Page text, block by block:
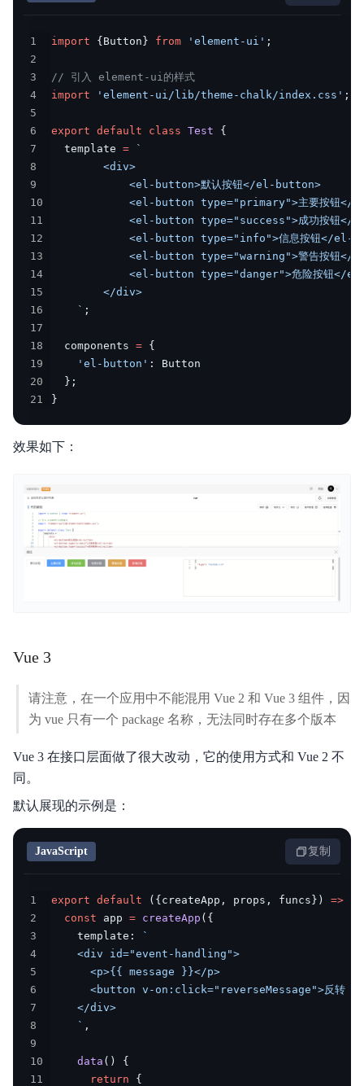
1 import { Button } from 'element-ui' ;
2
3
// 引入 element-ui的样式
4
import 'element-ui/lib/theme-chalk/index.css' ;
5
6
export default class Test
{
7
  template
=
`
8
9
10
11
12
13
14
15
16
` ;
17
18
  components
= {
19
'el-button' :
20
} ;
21
}
效果如下：
Vue 3
请注意，在一个应用中不能混用 Vue 2 和 Vue 3 组件，因
为 vue 只有一个 package 名称，无法同时存在多个版本
Vue 3 在接口层面做了很大改动，它的使用方式和 Vue 2 不
同。
默认展现的示例是：
JavaScript 复制
1 export default ( {createApp , props , funcs} ) =>
2
const app = createApp ( {
3
    template
:
`
4
5
6
7
8
` ,
9
10
data ( )
{
11
return
{